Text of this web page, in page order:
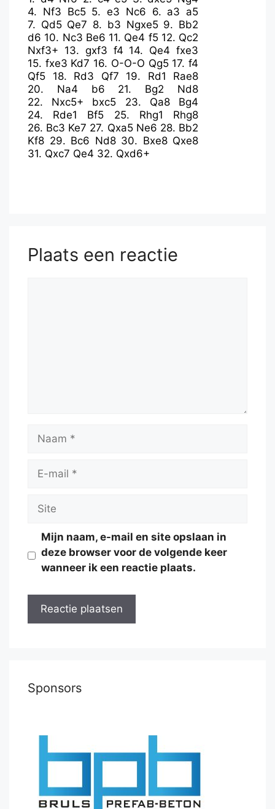
4. Nf3 Bc5 5. e3 Nc6 6. a3 a5
7. Qd5 Qe7 8. b3 Ngxe5 9. Bb2
d6 10. Nc3 Be6 11. Qe4 f5 12. Qc2
Nxf3+ 13. gxf3 f4 14. Qe4 fxe3
15. fxe3 Kd7 16. O-O-O Qg5 17.f4
Qf5
18. Rd3 Qf7 19. Rd1
Rae8
20. Na4 b6 21. Bg2
Nd8
22. Nxc5+ bxc5 23. Qa8
Bg4
24. Rde1 Bf5 25. Rhg1
Rhg8
26. Bc3 Ke7 27. Qxa5 Ne6 28. Bb2
Kf8 29. Bc6 Nd8 30. Bxe8 Qxe8
31. Qxc7 Qe4 32. Qxd6+
Plaats een reactie
Naam
Site
Mijn naam, e-mail en site opslaan in
deze browser voor de volgende keer
wanneer ik een reactie plaats.
Sponsors